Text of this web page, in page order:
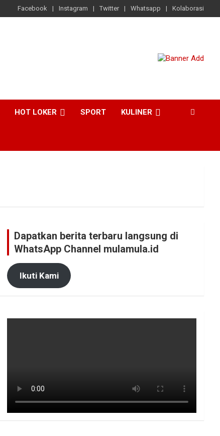
Facebook Instagram Twitter Whatsapp Kolaborasi
HOT LOKER SPORT KULINER
Dapatkan berita terbaru langsung di
WhatsApp Channel mulamula.id
Ikuti Kami